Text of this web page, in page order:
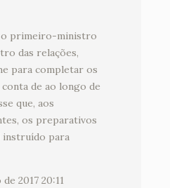
o primeiro-ministro
das relações,
para completar os
de ao longo de
que, aos
os preparativos
instruído para
2017 20:11